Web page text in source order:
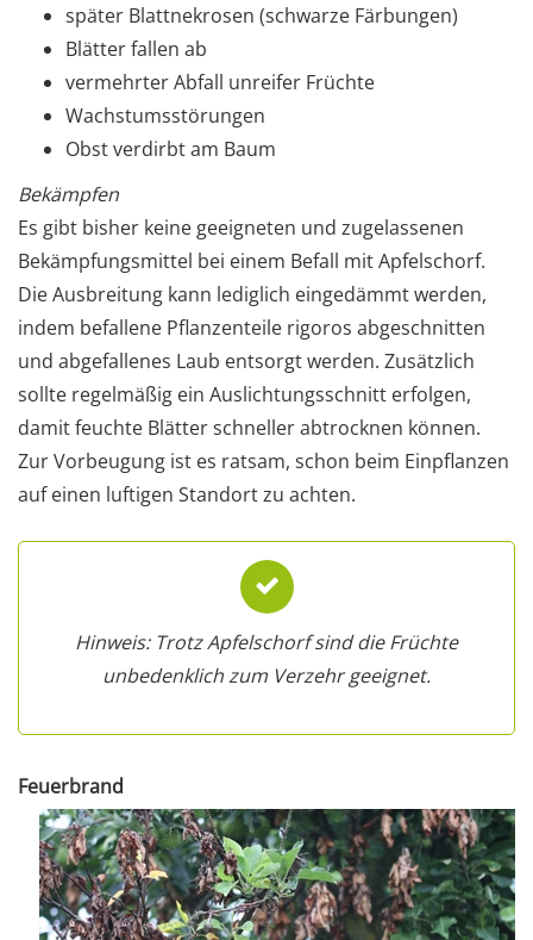
später Blattnekrosen (schwarze Färbungen)
Blätter fallen ab
vermehrter Abfall unreifer Früchte
Wachstumsstörungen
Obst verdirbt am Baum
Bekämpfen
Es gibt bisher keine geeigneten und zugelassenen
Bekämpfungsmittel bei einem Befall mit Apfelschorf.
Die Ausbreitung kann lediglich eingedämmt werden,
indem befallene Pflanzenteile rigoros abgeschnitten
und abgefallenes Laub entsorgt werden. Zusätzlich
sollte regelmäßig ein Auslichtungsschnitt erfolgen,
damit feuchte Blätter schneller abtrocknen können.
Zur Vorbeugung ist es ratsam, schon beim Einpflanzen
auf einen luftigen Standort zu achten.
Hinweis: Trotz Apfelschorf sind die Früchte
unbedenklich zum Verzehr geeignet.
Feuerbrand